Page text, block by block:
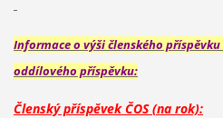
Informace o výši členského příspěvku
oddílového příspěvku:
Členský příspěvek ČOS (na rok):